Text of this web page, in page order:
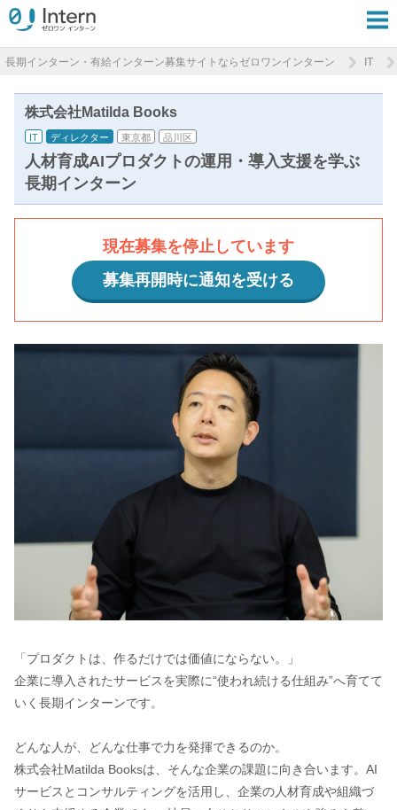
長期インターン・有給インターン募集サイトならゼロワンインターン IT
株式会社Matilda Books
IT ディレクター 東京都 品川区
人材育成AIプロダクトの運用・導入支援を学ぶ
長期インターン
現在募集を停止しています
募集再開時に通知を受ける
「プロダクトは、作るだけでは価値にならない。」
企業に導入されたサービスを実際に“使われ続ける仕組み”へ育てて
いく長期インターンです。
どんな人が、どんな仕事で力を発揮できるのか。
株式会社Matilda Booksは、そんな企業の課題に向き合います。AI
サービスとコンサルティングを活用し、企業の人材育成や組織づ